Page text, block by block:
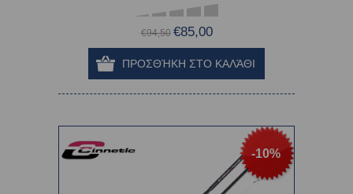
€94,50 €85,00
-10%